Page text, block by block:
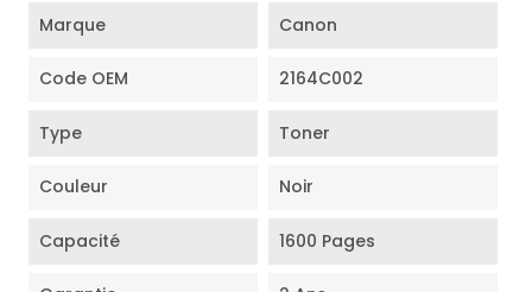
Marque Canon
Code OEM 2164C002
Type Toner
Couleur Noir
Capacité 1600 Pages